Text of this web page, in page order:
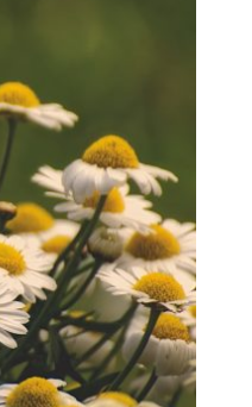
karena itu jalan
Ilmu Terhadap